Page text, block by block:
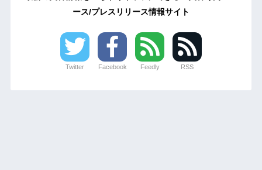
ース/プレスリリース情報サイト
Twitter Facebook Feedly RSS